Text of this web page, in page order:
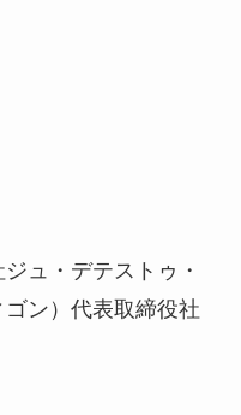
ュ・デテストゥ・
ン）代表取締役社